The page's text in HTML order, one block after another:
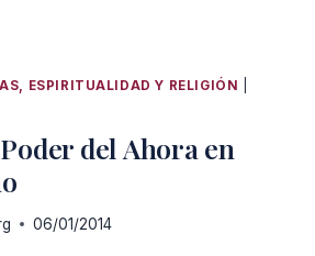
ESPIRITUALIDAD Y RELIGIÓN
del Ahora en
06/01/2014